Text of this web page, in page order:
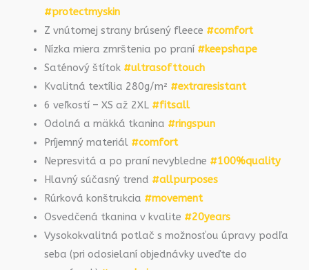
#protectmyskin
Z vnútornej strany brúsený fleece #comfort
Nízka miera zmrštenia po praní #keepshape
Saténový štítok #ultrasofttouch
Kvalitná textília 280g/m² #extraresistant
6 veľkostí – XS až 2XL #fitsall
Odolná a mäkká tkanina #ringspun
Príjemný materiál #comfort
Nepresvitá a po praní nevybledne #100%quality
Hlavný súčasný trend #allpurposes
Rúrková konštrukcia #movement
Osvedčená tkanina v kvalite #20years
Vysokokvalitná potlač s možnosťou úpravy podľa
seba (pri odosielaní objednávky uveďte do